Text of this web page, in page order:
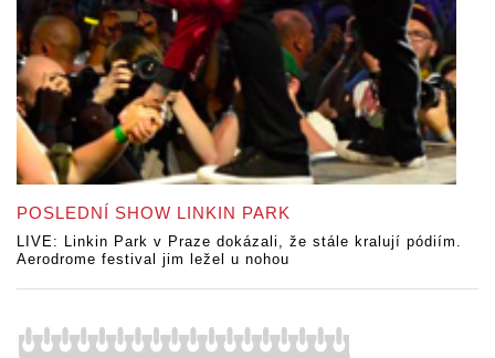
POSLEDNÍ SHOW LINKIN PARK
LIVE: Linkin Park v Praze dokázali, že stále kralují pódiím.
Aerodrome festival jim ležel u nohou